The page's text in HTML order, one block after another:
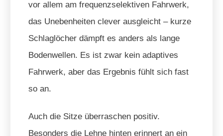
vor allem am frequenzselektiven Fahrwerk,
das Unebenheiten clever ausgleicht – kurze
Schlaglöcher dämpft es anders als lange
Bodenwellen. Es ist zwar kein adaptives
Fahrwerk, aber das Ergebnis fühlt sich fast
so an.
Auch die Sitze überraschen positiv.
Besonders die Lehne hinten erinnert an ein